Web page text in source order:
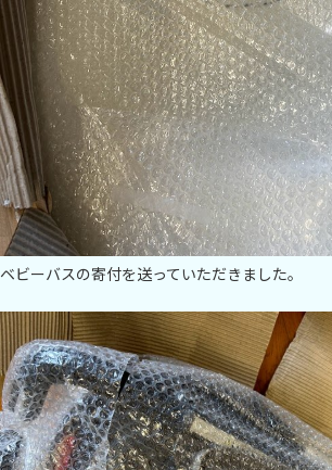
ベビーバスの寄付を送っていただきました。